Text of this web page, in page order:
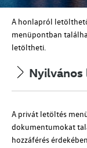
A honlapról
menüpontban
letöltheti.
A privát letöltés
dokumentumokat
hozzáférés